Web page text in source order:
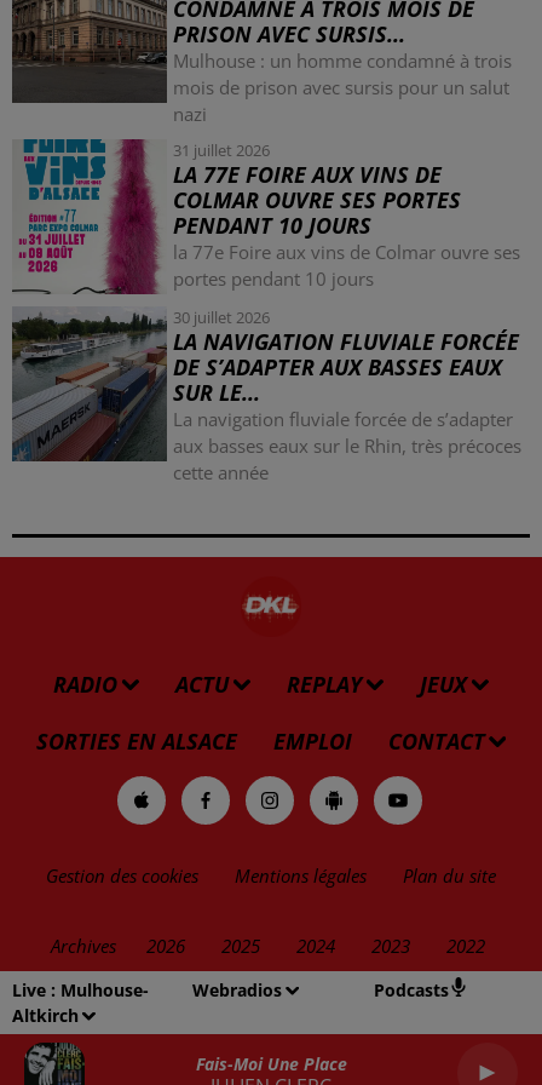
Live : Mulhouse-
Altkirch
Webradios Podcasts
Fais-Moi Une Place
CONDAMNÉ À TROIS MOIS DE
PRISON AVEC SURSIS...
Mulhouse : un homme condamné à trois
mois de prison avec sursis pour un salut
nazi
31 juillet 2026
LA 77E FOIRE AUX VINS DE
COLMAR OUVRE SES PORTES
PENDANT 10 JOURS
la 77e Foire aux vins de Colmar ouvre ses
portes pendant 10 jours
30 juillet 2026
LA NAVIGATION FLUVIALE FORCÉE
DE S’ADAPTER AUX BASSES EAUX
SUR LE...
La navigation fluviale forcée de s’adapter
aux basses eaux sur le Rhin, très précoces
cette année
RADIO ACTU REPLAY
JEUX
SORTIES EN ALSACE
EMPLOI CONTACT
Gestion des cookies Mentions légales Plan du site
Archives 2026 2025 2024 2023 2022